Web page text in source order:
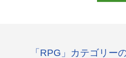
「RPG」カテゴリー